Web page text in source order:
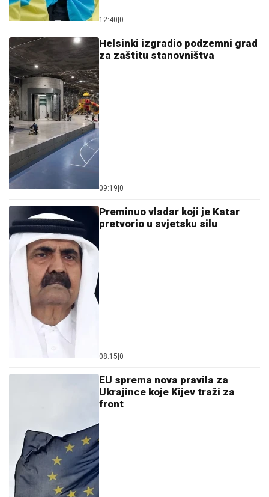
12:40 0
Helsinki izgradio podzemni grad
za zaštitu stanovništva
09:19 0
Preminuo vladar koji je Katar
pretvorio u svjetsku silu
08:15 0
EU sprema nova pravila za
Ukrajince koje Kijev traži za
front